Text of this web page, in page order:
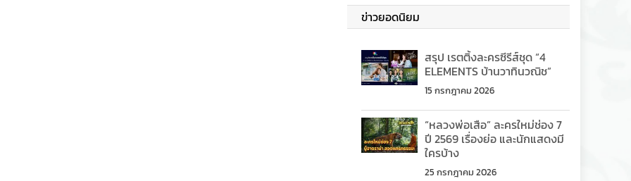
ข่าวยอดนิยม
สรุป เรตติ้งละครซีรีส์ชุด “4
ELEMENTS บ้านวาทินวณิช”
15 กรกฎาคม 2026
“หลวงพ่อเสือ” ละครใหม่ช่อง 7
ปี 2569 เรื่องย่อ และนักแสดงมี
ใครบ้าง
25 กรกฎาคม 2026